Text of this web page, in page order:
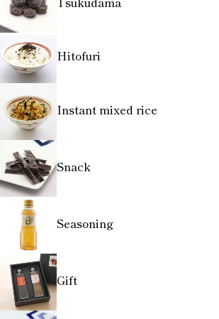
Hitofuri
Instant mixed rice
Snack
Seasoning
Gift